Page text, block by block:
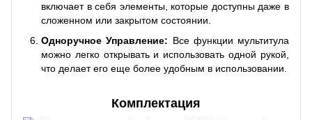
включает в себя элементы, которые доступны даже в
сложенном или закрытом состоянии.
Одноручное Управление: Все функции мультитула
можно легко открывать и использовать одной рукой,
что делает его еще более удобным в использовании.
Комплектация